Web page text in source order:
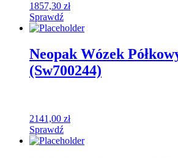
1857,30 zł
Sprawdź
Neopak Wózek
(Sw700244)
2141,00 zł
Sprawdź